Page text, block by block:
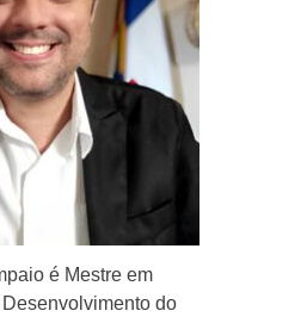
é Mestre em
do